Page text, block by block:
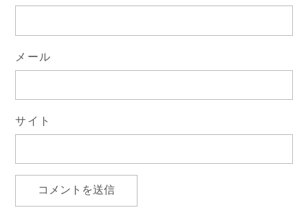
メール
サイト